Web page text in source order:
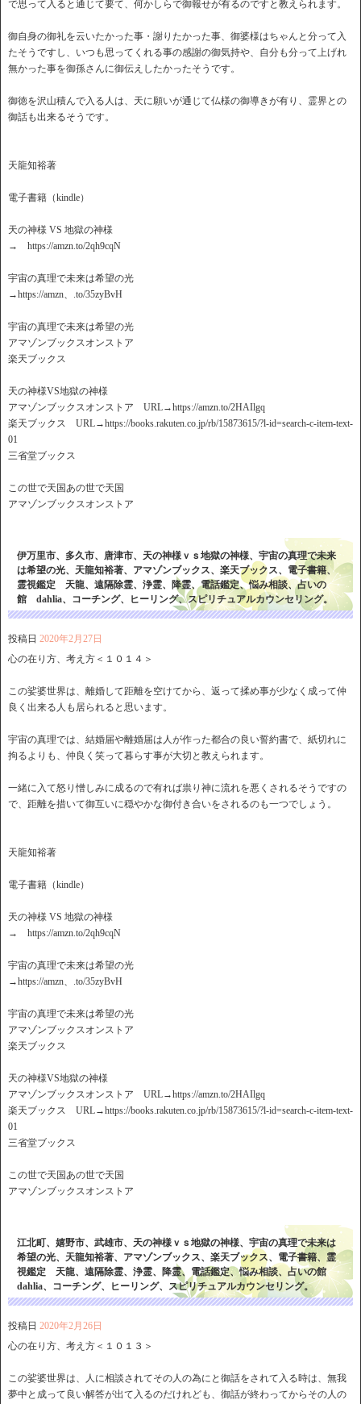
で思って入ると通じて要て、何かしらで御報せが有るのですと教えられます。
御自身の御礼を云いたかった事・謝りたかった事、御婆様はちゃんと分って入
たそうですし、いつも思ってくれる事の感謝の御気持や、自分も分って上げれ
無かった事を御孫さんに御伝えしたかったそうです。
御徳を沢山積んで入る人は、天に願いが通じて仏様の御導きが有り、霊界との
御話も出来るそうです。
天龍知裕著
電子書籍（kindle）
天の神様 VS 地獄の神様
→ https://amzn.to/2qh9cqN
宇宙の真理で未来は希望の光
→https://amzn、.to/35zyBvH
宇宙の真理で未来は希望の光
アマゾンブックスオンストア
楽天ブックス
天の神様VS地獄の神様
アマゾンブックスオンストア URL→https://amzn.to/2HAIlgq
楽天ブックス URL→https://books.rakuten.co.jp/rb/15873615/?l-id=search-c-item-text-
01
三省堂ブックス
この世で天国あの世で天国
アマゾンブックスオンストア
伊万里市、多久市、唐津市、天の神様ｖｓ地獄の神様、宇宙の真理で未来
は希望の光、天龍知裕著、アマゾンブックス、楽天ブックス、電子書籍、
霊視鑑定 天龍、遠隔除霊、浄霊、降霊、電話鑑定、悩み相談、占いの
館 dahlia、コーチング、ヒーリング、スピリチュアルカウンセリング。
投稿日 2020年2月27日
心の在り方、考え方＜１０１４＞
この娑婆世界は、離婚して距離を空けてから、返って揉め事が少なく成って仲
良く出来る人も居られると思います。
宇宙の真理では、結婚届や離婚届は人が作った都合の良い誓約書で、紙切れに
拘るよりも、仲良く笑って暮らす事が大切と教えられます。
一緒に入て怒り憎しみに成るので有れば祟り神に流れを悪くされるそうですの
で、距離を措いて御互いに穏やかな御付き合いをされるのも一つでしょう。
天龍知裕著
電子書籍（kindle）
天の神様 VS 地獄の神様
→ https://amzn.to/2qh9cqN
宇宙の真理で未来は希望の光
→https://amzn、.to/35zyBvH
宇宙の真理で未来は希望の光
アマゾンブックスオンストア
楽天ブックス
天の神様VS地獄の神様
アマゾンブックスオンストア URL→https://amzn.to/2HAIlgq
楽天ブックス URL→https://books.rakuten.co.jp/rb/15873615/?l-id=search-c-item-text-
01
三省堂ブックス
この世で天国あの世で天国
アマゾンブックスオンストア
江北町、嬉野市、武雄市、天の神様ｖｓ地獄の神様、宇宙の真理で未来は
希望の光、天龍知裕著、アマゾンブックス、楽天ブックス、電子書籍、霊
視鑑定 天龍、遠隔除霊、浄霊、降霊、電話鑑定、悩み相談、占いの館
dahlia、コーチング、ヒーリング、スピリチュアルカウンセリング。
投稿日 2020年2月26日
心の在り方、考え方＜１０１３＞
この娑婆世界は、人に相談されてその人の為にと御話をされて入る時は、無我
夢中と成って良い解答が出て入るのだけれども、御話が終わってからその人の